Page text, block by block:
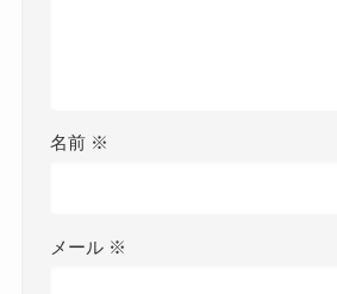
名前 ※
メール ※